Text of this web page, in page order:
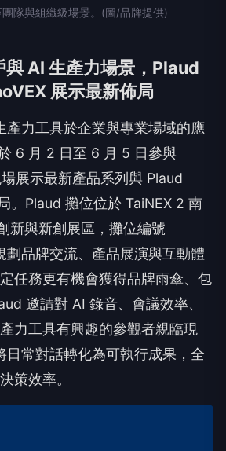
隊與組織級場景。(圖/品牌提供)
與 AI 生產力場景，Plaud
展示最新佈局
產力工具於企業與專業場域的應
6 月 2 日至 6 月 5 日參與
展示最新產品系列與 Plaud
。Plaud 攤位位於 TaiNEX 2 南
新與新創展區，攤位編號
劃品牌交流、產品展演與互動體
任務更有機會獲得品牌雨傘、包
邀請對 AI 錄音、會議效率、
力工具有興趣的參觀者親臨現
日常對話轉化為可執行成果，全
策效率。